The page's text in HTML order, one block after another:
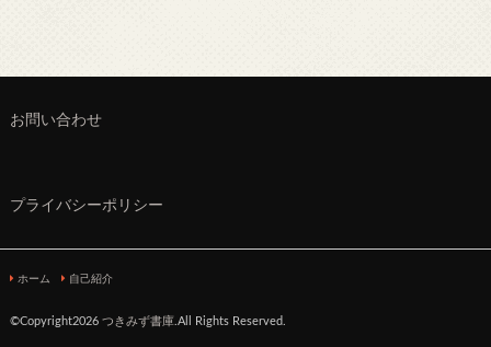
お問い合わせ
プライバシーポリシー
ホーム 自己紹介
©Copyright2026 つきみず書庫.All Rights Reserved.